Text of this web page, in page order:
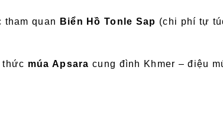
quan Biển Hồ Tonle Sap (chi phí tự
thức múa Apsara cung đình Khmer – điệu